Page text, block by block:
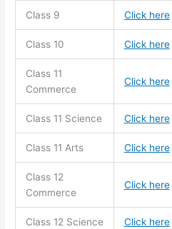
Class 9 Click here
Class 10 Click here
Class 11
Commerce
Click here
Class 11 Science Click here
Class 11 Arts Click here
Class 12
Commerce
Click here
Class 12 Science Click here